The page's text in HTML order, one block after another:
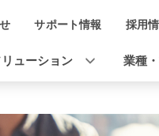
サポート情報 採用
ューション 業種